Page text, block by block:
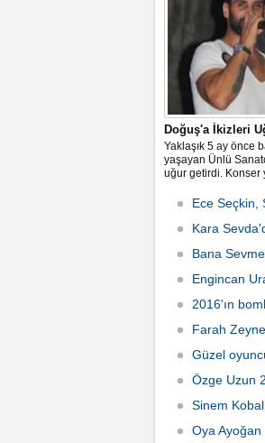
Doğuş'a İkizleri
Yaklaşık 5 ay önce
yaşayan Ünlü
uğur getirdi. Konser
bir gece yaşatan
sahne öncesi
yanıtladı.
Ece Seçkin,
Kara
Bana
Engincan
2016'ın
Farah
Güzel
Özge Uzun
Sinem
Oya Ayoğan